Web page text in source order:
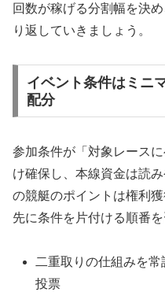
回数が稼げる分割幅を決
り返していきましょう。
イベント条件はミニ
配分
参加条件が「対象レース
け確保し、本線資金は読
の競艇のポイントは権利
先に条件を片付ける順番を
二重取りの仕組みを
投票